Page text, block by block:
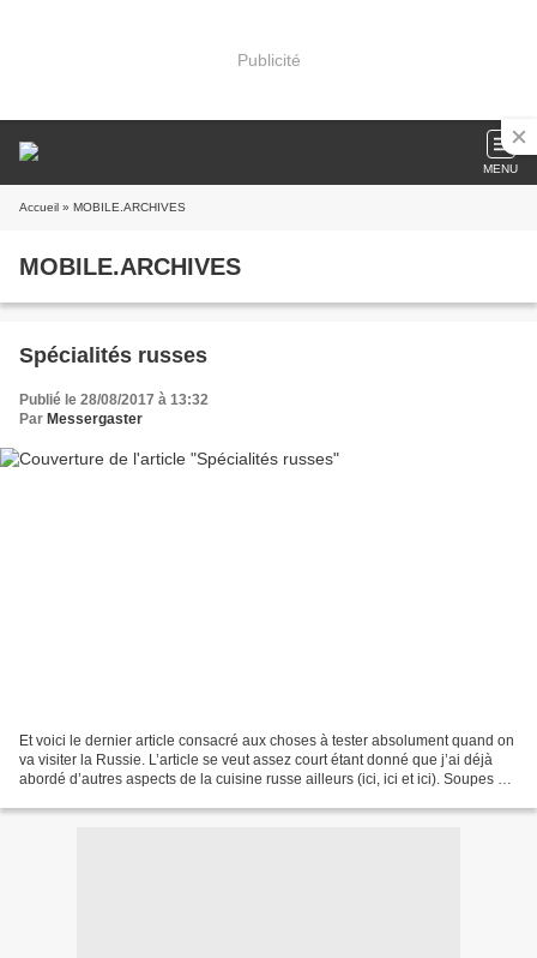
Publicité
MENU
Accueil » MOBILE.ARCHIVES
MOBILE.ARCHIVES
Spécialités russes
Publié le 28/08/2017 à 13:32
Par Messergaster
Et voici le dernier article consacré aux choses à tester absolument quand on
va visiter la Russie. L’article se veut assez court étant donné que j’ai déjà
abordé d’autres aspects de la cuisine russe ailleurs (ici, ici et ici). Soupes Un